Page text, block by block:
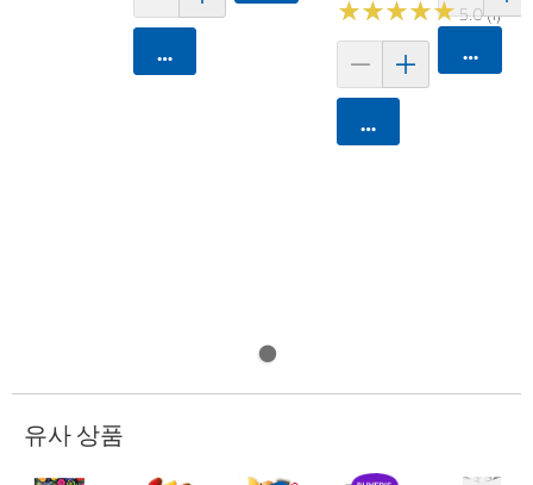
카트에 담기
★★★★★
★★★★★5.0 (1)
카트에 담기
카트에
유사 상품